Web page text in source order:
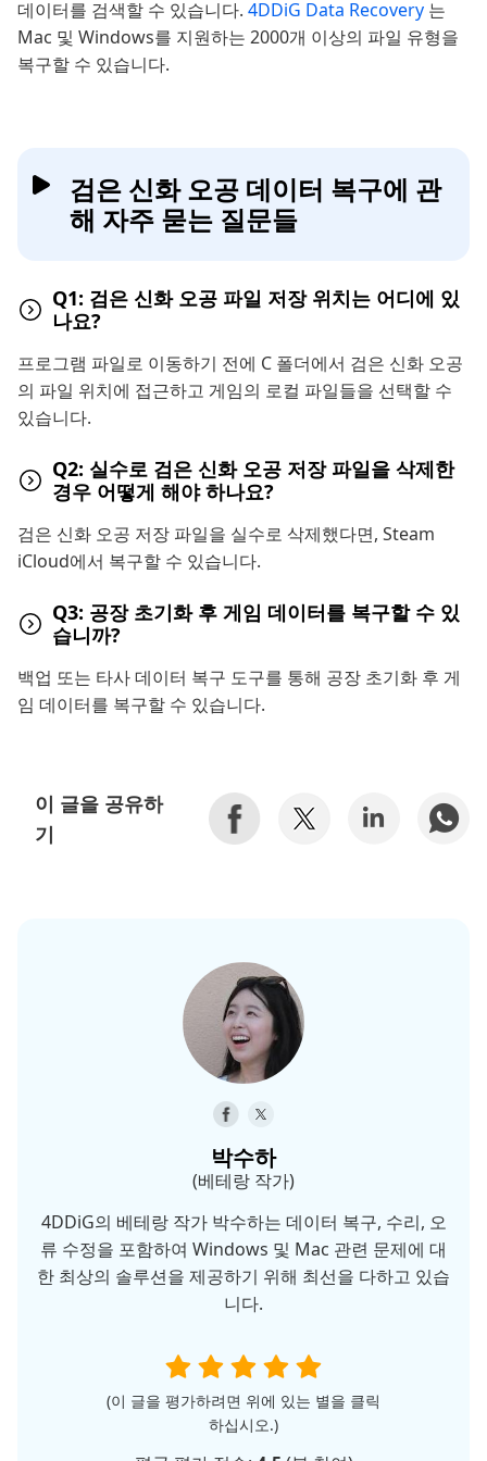
데이터를 검색할 수 있습니다. 4DDiG Data Recovery 는
Mac 및 Windows를 지원하는 2000개 이상의 파일 유형을
복구할 수 있습니다.
검은 신화 오공 데이터 복구에 관
해 자주 묻는 질문들
Q1: 검은 신화 오공 파일 저장 위치는 어디에 있
나요?
프로그램 파일로 이동하기 전에 C 폴더에서 검은 신화 오공
의 파일 위치에 접근하고 게임의 로컬 파일들을 선택할 수
있습니다.
Q2: 실수로 검은 신화 오공 저장 파일을 삭제한
경우 어떻게 해야 하나요?
검은 신화 오공 저장 파일을 실수로 삭제했다면, Steam
iCloud에서 복구할 수 있습니다.
Q3: 공장 초기화 후 게임 데이터를 복구할 수 있
습니까?
백업 또는 타사 데이터 복구 도구를 통해 공장 초기화 후 게
임 데이터를 복구할 수 있습니다.
이 글을 공유하
기
박수하
(베테랑 작가)
4DDiG의 베테랑 작가 박수하는 데이터 복구, 수리, 오
류 수정을 포함하여 Windows 및 Mac 관련 문제에 대
한 최상의 솔루션을 제공하기 위해 최선을 다하고 있습
니다.
(이 글을 평가하려면 위에 있는 별을 클릭
하십시오.)